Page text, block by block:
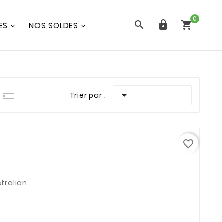
NOS SOLDES   
0
Trier par : 
favorite_border